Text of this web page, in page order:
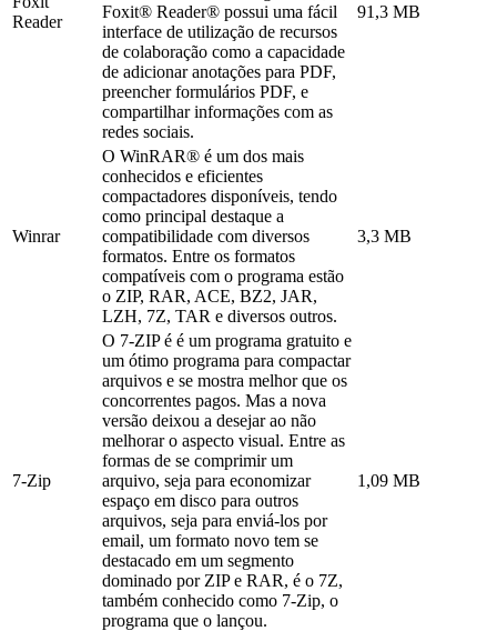
Reader
Foxit® Reader® possui uma fácil
interface de utilização de recursos
de colaboração como a capacidade
de adicionar anotações para PDF,
preencher formulários PDF, e
compartilhar informações com as
redes sociais.
91,3 MB
Winrar
O WinRAR® é um dos mais
conhecidos e eficientes
compactadores disponíveis, tendo
como principal destaque a
compatibilidade com diversos
formatos. Entre os formatos
compatíveis com o programa estão
o ZIP, RAR, ACE, BZ2, JAR,
LZH, 7Z, TAR e diversos outros.
3,3 MB
7-Zip
O 7-ZIP é é um programa gratuito e
um ótimo programa para compactar
arquivos e se mostra melhor que os
concorrentes pagos. Mas a nova
versão deixou a desejar ao não
melhorar o aspecto visual. Entre as
formas de se comprimir um
arquivo, seja para economizar
espaço em disco para outros
arquivos, seja para enviá-los por
email, um formato novo tem se
destacado em um segmento
dominado por ZIP e RAR, é o 7Z,
também conhecido como 7-Zip, o
programa que o lançou.
1,09 MB